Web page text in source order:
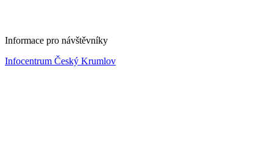
Informace pro návštěvníky
Infocentrum Český Krumlov